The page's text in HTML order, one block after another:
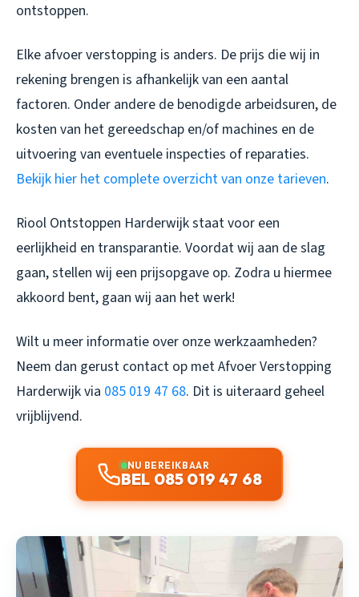
ontstoppen.
Elke afvoer verstopping is anders. De prijs die wij in
rekening brengen is afhankelijk van een aantal
factoren. Onder andere de benodigde arbeidsuren, de
kosten van het gereedschap en/of machines en de
uitvoering van eventuele inspecties of reparaties.
Bekijk hier het complete overzicht van onze tarieven.
Riool Ontstoppen Harderwijk staat voor een
eerlijkheid en transparantie. Voordat wij aan de slag
gaan, stellen wij een prijsopgave op. Zodra u hiermee
akkoord bent, gaan wij aan het werk!
Wilt u meer informatie over onze werkzaamheden?
Neem dan gerust contact op met Afvoer Verstopping
Harderwijk via 085 019 47 68. Dit is uiteraard geheel
vrijblijvend.
NU BEREIKBAAR
BEL 085 019 47 68